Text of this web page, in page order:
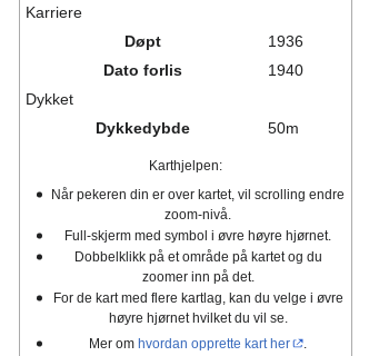
Karriere
Døpt
1936
Dato forlis
1940
Dykket
Dykkedybde
50m
Karthjelpen:
Når pekeren din er over kartet, vil scrolling endre
zoom-nivå.
Full-skjerm med symbol i øvre høyre hjørnet.
Dobbelklikk på et område på kartet og du
zoomer inn på det.
For de kart med flere kartlag, kan du velge i øvre
høyre hjørnet hvilket du vil se.
Mer omhvordan opprette kart her